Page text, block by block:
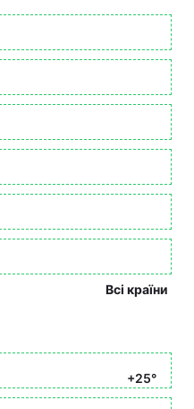
Всі країни
+25°